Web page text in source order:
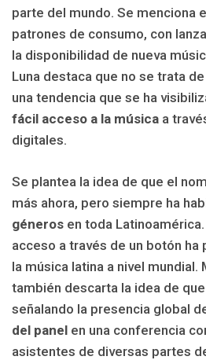
parte del mundo. Se menciona
patrones de consumo, con
la disponibilidad de nueva
Luna destaca que no se trata
una tendencia que se ha
fácil acceso a la música a
digitales.
Se plantea la idea de que el
más ahora, pero siempre ha
géneros en toda
acceso a través de un botón ha
la música latina a nivel mundial.
también descarta la idea de
señalando la presencia global
del panel en una conferencia
asistentes de diversas partes